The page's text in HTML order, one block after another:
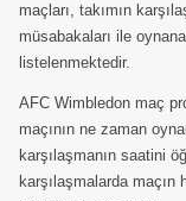
maçları, takımın
müsabakaları ile
listelenmektedir.
AFC Wimbledon maç
maçının ne zaman
karşılaşmanın saatini
karşılaşmalarda maçın